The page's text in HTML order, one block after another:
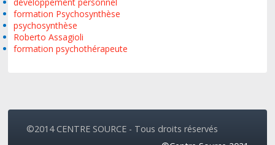
formation Psychosynthèse
psychosynthèse
Roberto Assagioli
formation psychothérapeute
©2014 CENTRE SOURCE - Tous droits réservés